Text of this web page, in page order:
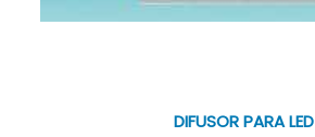
DIFUSOR PARA LED